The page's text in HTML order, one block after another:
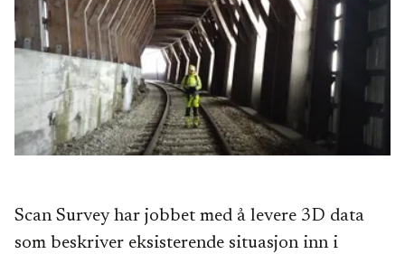
Scan Survey har jobbet med å levere 3D data
som beskriver eksisterende situasjon inn i